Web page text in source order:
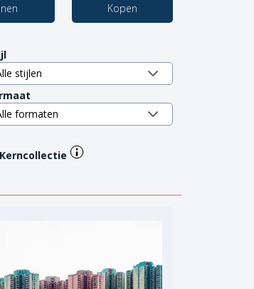
Kopen
Kerncollectie